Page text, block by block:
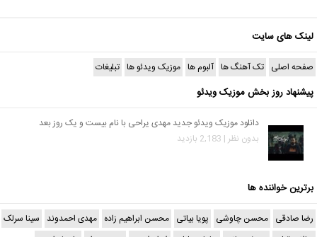
لینک های سایت
صفحه اصلی تک آهنگ ها آلبوم ها موزیک ویدئو ها تبلیغات
پیشنهاد روز بخش موزیک ویدئو
دانلود موزیک ویدئو جدید مهدی یراحی با نام بیست و یک روز بعد
بدون نظر | 2,183 بازدید
برترین خواننده ها
رضا صادقی محسن چاوشی پویا بیاتی محسن ابراهیم زاده مهدی احمدوند سینا سرلک